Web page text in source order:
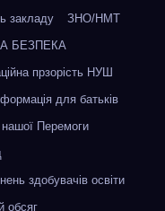
закладу
ЗНО/НМТ
БЕЗПЕКА
прзорість НУШ
для батьків
нашої Перемоги
здобувачів освіти
обсяг